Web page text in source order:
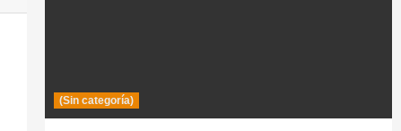
(Sin categoría)